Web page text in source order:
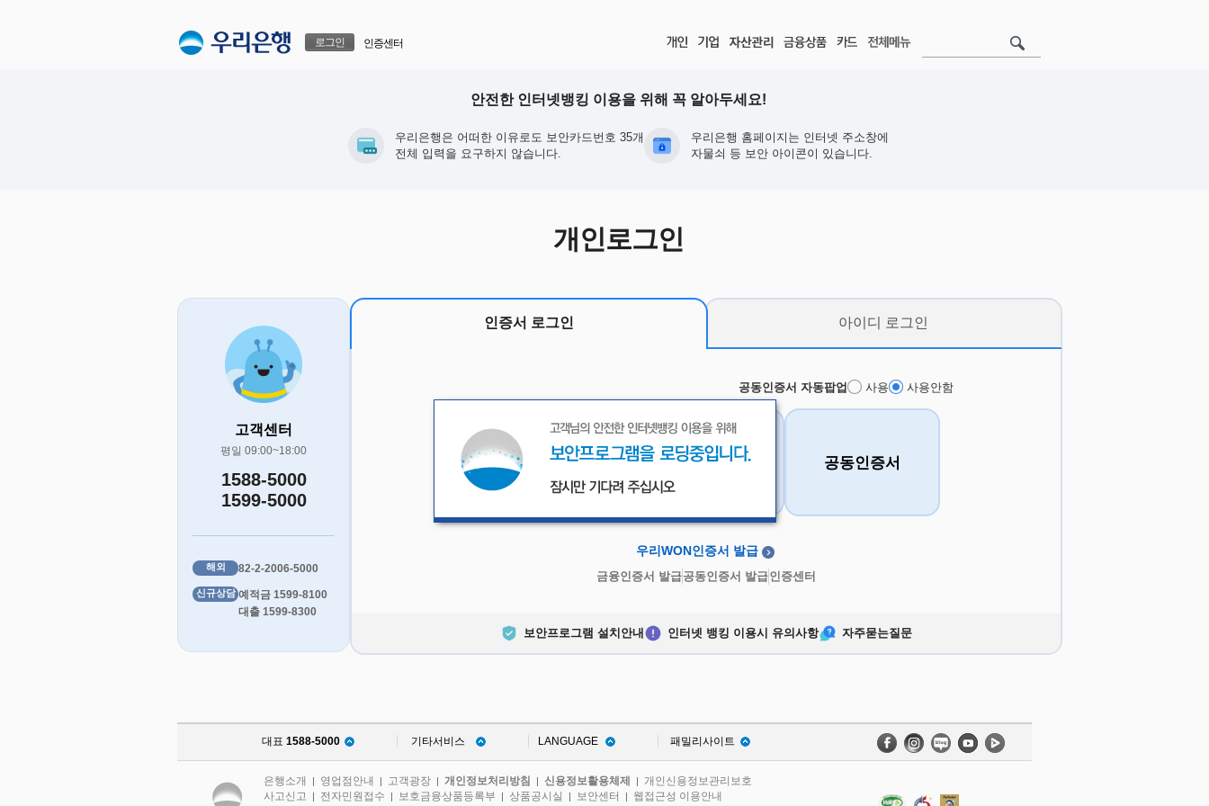
로그인 인증센터
안전한 인터넷뱅킹 이용을 위해 꼭 알아두세요!
우리은행은 어떠한 이유로도 보안카드번호 35개
전체 입력을 요구하지 않습니다.
우리은행 홈페이지는 인터넷 주소창에
자물쇠 등 보안 아이콘이 있습니다.
개인로그인
고객센터
평일 09:00~18:00
1588-5000
1599-5000
해외 82-2-2006-5000
신규상담 예적금 1599-8100
대출 1599-8300
인증서 로그인
공동인증서 자동팝업 사용 사용안함
우리WON인증서 금융인증서 공동인증서
우리WON인증서 발급
금융인증서 발급공동인증서 발급인증센터
아이디 로그인
보안프로그램 설치안내 인터넷 뱅킹 이용시 유의사항 자주묻는질문
대표 1588-5000 기타서비스 LANGUAGE 패밀리사이트
은행소개 | 영업점안내 | 고객광장 | 개인정보처리방침 | 신용정보활용체제 | 개인신용정보관리보호
사고신고 | 전자민원접수 | 보호금융상품등록부 | 상품공시실 | 보안센터 | 웹접근성 이용안내